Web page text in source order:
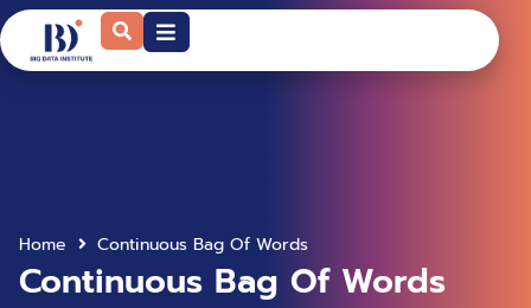
Home Continuous Bag Of Words
Continuous Bag Of Words